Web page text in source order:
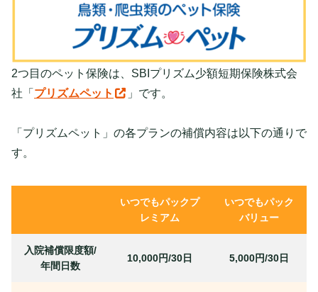
2つ目のペット保険は、SBIプリズム少額短期保険株式会
社「 プリズムペット 」です。
「プリズムペット」の各プランの補償内容は以下の通りで
す。
いつでもパックプ
レミアム
いつでもパック
バリュー
入院補償限度額/
年間日数
10,000円/30日 5,000円/30日